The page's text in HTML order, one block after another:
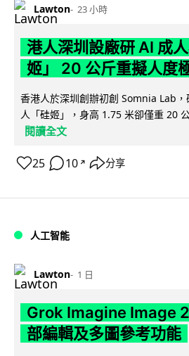
Lawton 23 小時
港人深圳設廠研 AI 成
姬」 20 公斤重擬人度
香港人於深圳創辦初創 Somnia Lab
人「硅姬」，身高 1.75 米卻僅重 20
閱讀全文
25 10 ↗ 分享
人工智能
Lawton 1 日
Grok Imagine Image
部編輯及多圖參考功能